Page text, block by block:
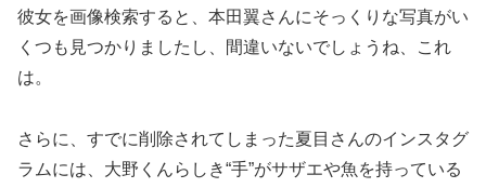
彼女を画像検索すると、本田翼さんにそっくりな写真がい
くつも見つかりましたし、間違いないでしょうね、これ
は。
さらに、すでに削除されてしまった夏目さんのインスタグ
ラムには、大野くんらしき“手”がサザエや魚を持っている